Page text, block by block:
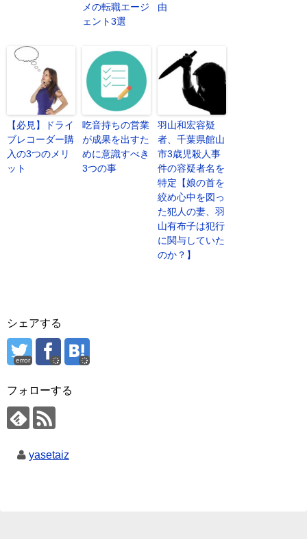
メの転職エージ
ェント3選
由
【必見】ドライ
ブレコーダー購
入の3つのメリ
ット
吃音持ちの営業
が成果を出すた
めに意識すべき
3つの事
羽山和宏容疑
者、千葉県館山
市3歳児殺人事
件の容疑者名を
特定【娘の首を
絞め心中を図っ
た犯人の妻、羽
山有布子は犯行
に関与していた
のか？】
シェアする
error
フォローする
yasetaiz